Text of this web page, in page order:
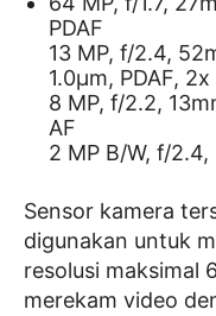
PDAF
13 MP, f/2.4,
1.0µm, PDAF,
8 MP, f/2.2,
AF
2 MP B/W, f/
Sensor kamera
digunakan untuk
resolusi maksimal
merekam video